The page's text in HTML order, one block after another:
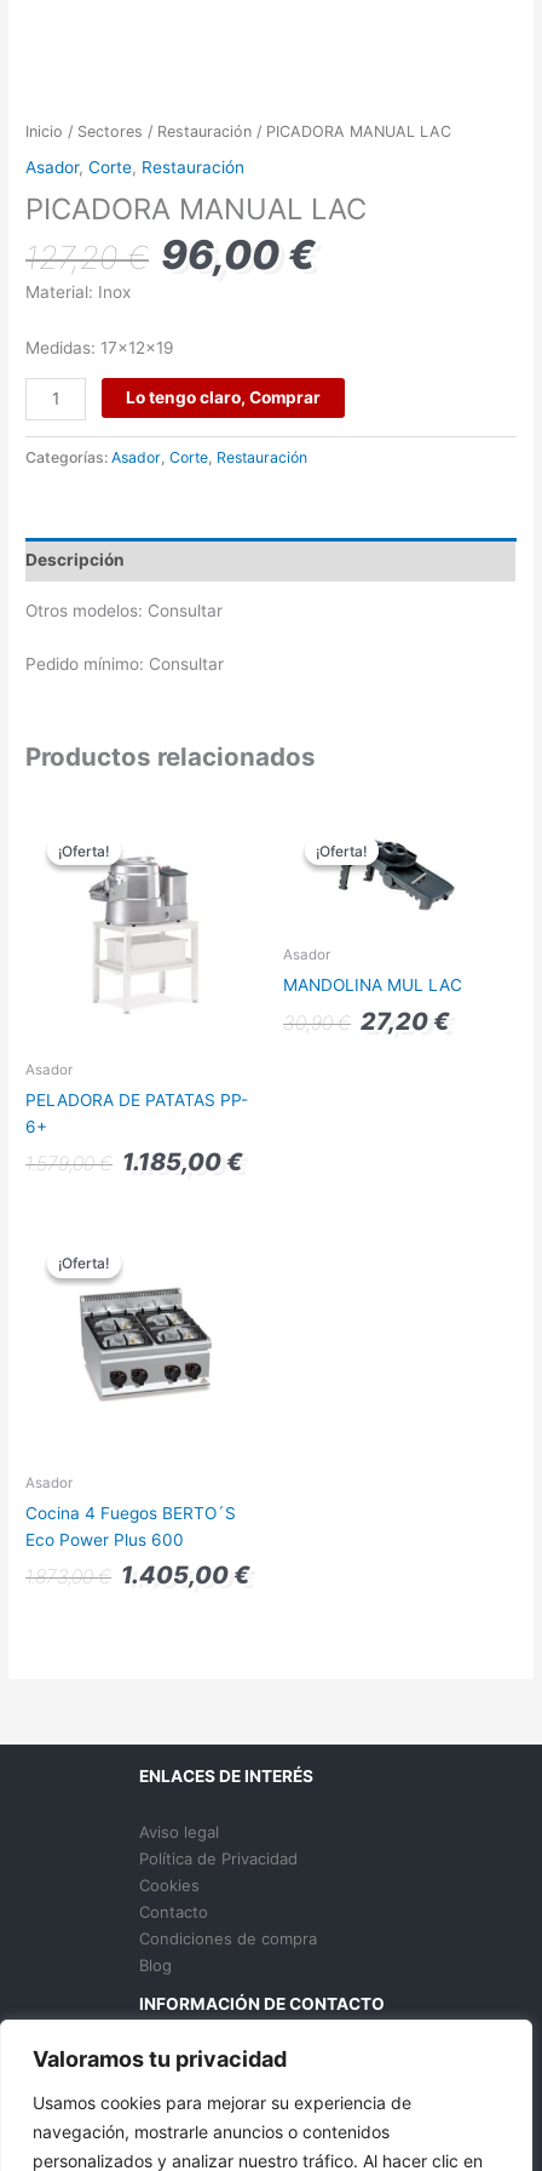
Valoramos tu privacidad
Usamos cookies para mejorar su experiencia de
navegación, mostrarle anuncios o contenidos
personalizados y analizar nuestro tráfico. Al hacer clic en
Inicio / Sectores / Restauración / PICADORA MANUAL LAC
Asador,Corte, Restauración
PICADORA MANUAL LAC
127,20€ 96,00 €
Material: Inox
Medidas: 17x12x19
Lo tengo claro, Comprar
Categorías:Asador,Corte, Restauración
Descripción
Otros modelos: Consultar
Pedido mínimo: Consultar
Productos relacionados
¡Oferta!
¡Oferta!
Asador
PELADORA DE PATATAS PP-
6+
1.579,00€
original
era:
1.579,00 €.
1.185,00€
¡Oferta!
¡Oferta!
Asador
MANDOLINA MUL LAC
30,90€
precio
original
era:
30,90 €.
27,20€
es:
27,20 €.
¡Oferta!
¡Oferta!
Asador
Cocina 4 Fuegos BERTO´S
Eco Power Plus 600
1.873,00€
original
era:
1.873,00 €.
1.405,00€
ENLACES DE INTERÉS
Aviso legal
Política de Privacidad
Cookies
Contacto
Condiciones de compra
Blog
INFORMACIÓN DE CONTACTO
629 136 435
S.C. Tenerife, España